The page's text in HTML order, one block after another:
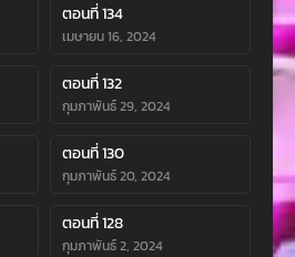
ตอนที่ 134
เมษายน 16, 2024
ตอนที่ 132
กุมภาพันธ์ 29, 2024
ตอนที่ 130
กุมภาพันธ์ 20, 2024
ตอนที่ 128
กุมภาพันธ์ 2, 2024